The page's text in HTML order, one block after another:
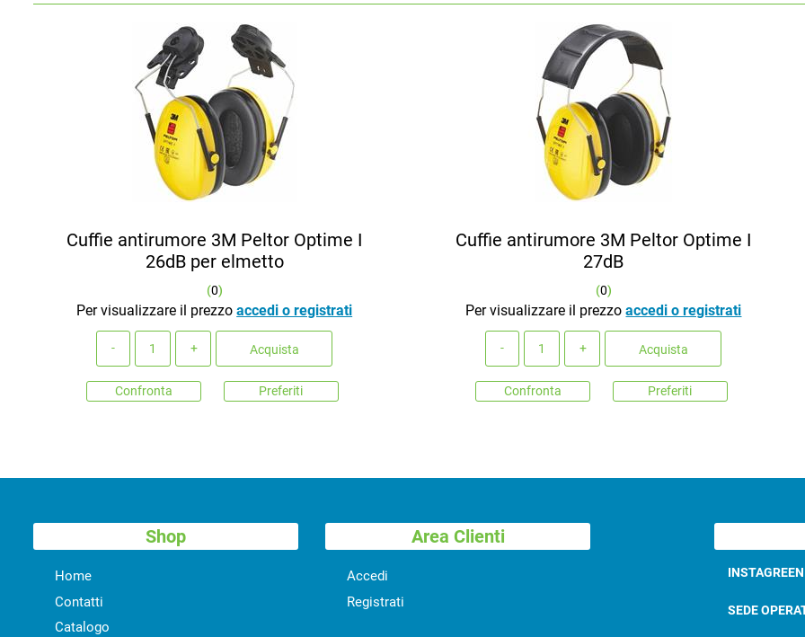
Cuffie antirumore 3M Peltor Optime I
26dB per elmetto
(0)
Per visualizzare il prezzoaccedi o registrati
Acquista
Confronta Preferiti
Cuffie antirumore 3M Peltor Optime I
27dB
(0)
Per visualizzare il prezzoaccedi o registrati
Acquista
Confronta Preferiti
Shop
Home
Contatti
Catalogo
Area Clienti
Accedi
Registrati
SEDE